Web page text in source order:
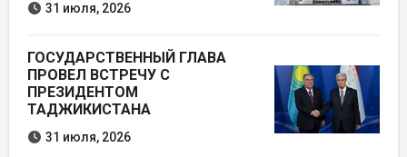
31 июля, 2026
ГОСУДАРСТВЕННЫЙ ГЛАВА
ПРОВЕЛ ВСТРЕЧУ С
ПРЕЗИДЕНТОМ
ТАДЖИКИСТАНА
31 июля, 2026